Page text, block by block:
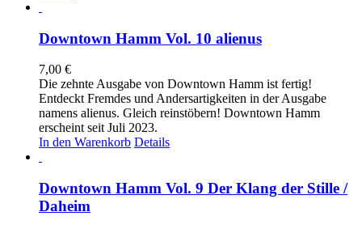
Downtown Hamm Vol. 10 alienus
7,00 €
Die zehnte Ausgabe von Downtown Hamm ist fertig!
Entdeckt Fremdes und Andersartigkeiten in der Ausgabe
namens alienus. Gleich reinstöbern! Downtown Hamm
erscheint seit Juli 2023.
In den Warenkorb Details
Downtown Hamm Vol. 9 Der Klang der Stille /
Daheim